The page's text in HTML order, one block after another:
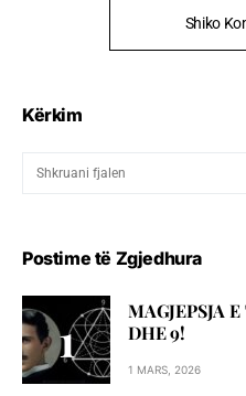
Shiko
Kërkim
Postime të Zgjedhura
MAGJEPSJA
DHE 9!
1 MARS, 2026